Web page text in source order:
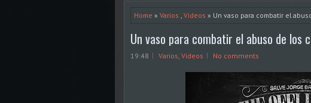
Home » Varios , Videos » Un vaso para combatir el
Un vaso para combatir el abuso de los
19:48 Varios, Videos No comments